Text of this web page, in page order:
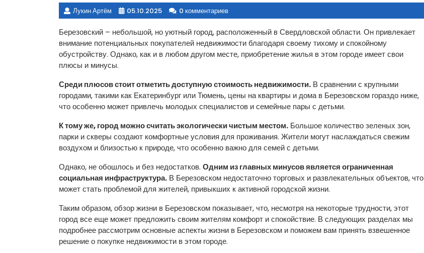
Лукин Артём 05.10.2025 0 комментариев
Березовский – небольшой, но уютный город, расположенный в Свердловской области. Он привлекает
внимание потенциальных покупателей недвижимости благодаря своему тихому и спокойному
обустройству. Однако, как и в любом другом месте, приобретение жилья в этом городе имеет свои
плюсы и минусы.
Среди плюсов стоит отметить доступную стоимость недвижимости. В сравнении с крупными
городами, такими как Екатеринбург или Тюмень, цены на квартиры и дома в Березовском гораздо ниже,
что особенно может привлечь молодых специалистов и семейные пары с детьми.
К тому же, город можно считать экологически чистым местом. Большое количество зеленых зон,
парки и скверы создают комфортные условия для проживания. Жители могут наслаждаться свежим
воздухом и близостью к природе, что особенно важно для семей с детьми.
Однако, не обошлось и без недостатков. Одним из главных минусов является ограниченная
социальная инфраструктура. В Березовском недостаточно торговых и развлекательных объектов, что
может стать проблемой для жителей, привыкших к активной городской жизни.
Таким образом, обзор жизни в Березовском показывает, что, несмотря на некоторые трудности, этот
город все еще может предложить своим жителям комфорт и спокойствие. В следующих разделах мы
подробнее рассмотрим основные аспекты жизни в Березовском и поможем вам принять взвешенное
решение о покупке недвижимости в этом городе.